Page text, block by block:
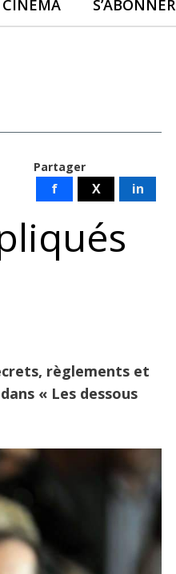
CINÉMA S’ABONNER
Partager
f X in
règlements et
« Les dessous